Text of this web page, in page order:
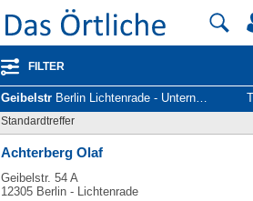
FILTER
Geibelstr Berlin Lichtenrade - Unternehmen und Personen
Standardtreffer
Achterberg Olaf
Geibelstr. 54 A
12305 Berlin - Lichtenrade